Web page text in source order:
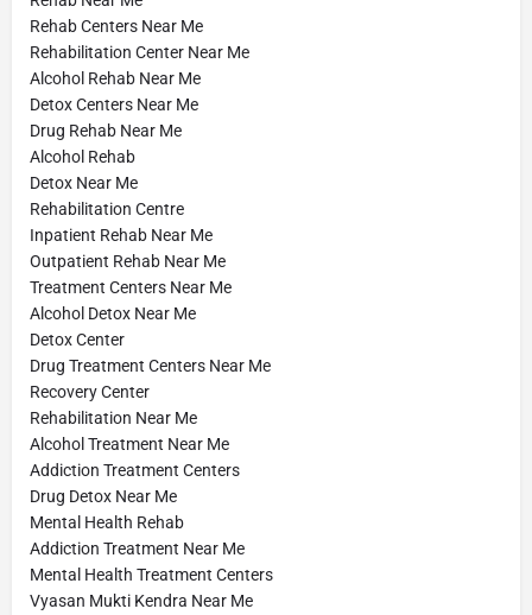
Rehab Centers Near Me
Rehabilitation Center Near Me
Alcohol Rehab Near Me
Detox Centers Near Me
Drug Rehab Near Me
Alcohol Rehab
Detox Near Me
Rehabilitation Centre
Inpatient Rehab Near Me
Outpatient Rehab Near Me
Treatment Centers Near Me
Alcohol Detox Near Me
Detox Center
Drug Treatment Centers Near Me
Recovery Center
Rehabilitation Near Me
Alcohol Treatment Near Me
Addiction Treatment Centers
Drug Detox Near Me
Mental Health Rehab
Addiction Treatment Near Me
Mental Health Treatment Centers
Vyasan Mukti Kendra Near Me